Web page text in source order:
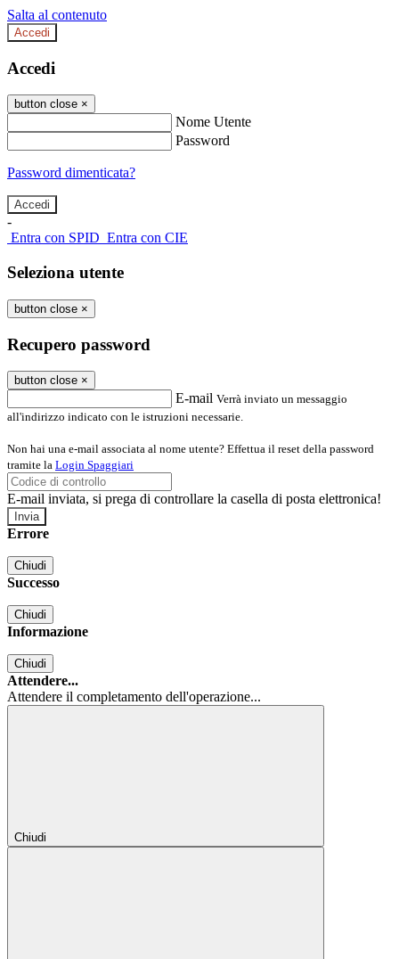
Salta al contenuto
Accedi
Accedi
button close ×
Nome Utente
Password
Password dimenticata?
-
Entra con SPID Entra con CIE
Seleziona utente
button close ×
Recupero password
button close ×
E-mail Verrà inviato un messaggio
all'indirizzo indicato con le istruzioni necessarie.
Non hai una e-mail associata al nome utente? Effettua il reset della password
tramite la Login Spaggiari
E-mail inviata, si prega di controllare la casella di posta elettronica!
Errore
Chiudi
Successo
Chiudi
Informazione
Chiudi
Attendere...
Attendere il completamento dell'operazione...
Chiudi